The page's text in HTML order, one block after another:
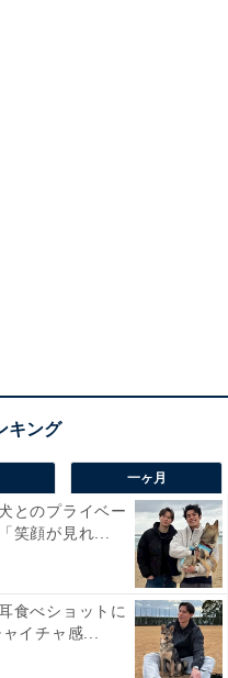
一ヶ月
とのプライベー
笑顔が見れ...
食べショットに
イチャ感...